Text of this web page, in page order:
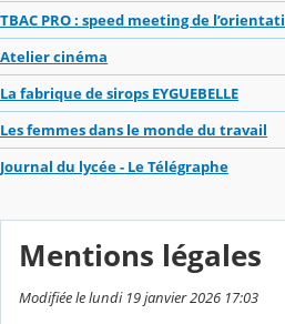
TBAC PRO : speed meeting de
Atelier cinéma
La fabrique de sirops EYGUEBELLE
Les femmes dans le monde du travail
Journal du lycée - Le Télégraphe
Mentions légales
Modifiée le lundi 19 janvier 2026 17:03